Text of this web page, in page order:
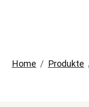
Home Produkte